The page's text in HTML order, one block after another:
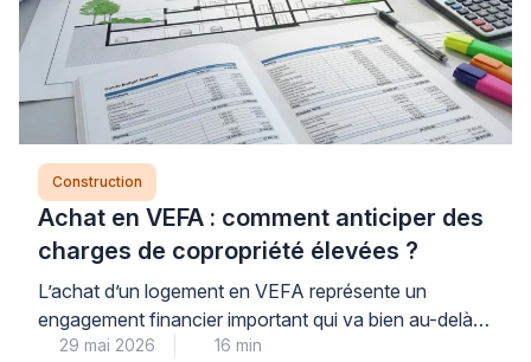
Construction
Achat en VEFA : comment anticiper des
charges de copropriété élevées ?
L’achat d’un logement en VEFA représente un
engagement financier important qui va bien au-delà
du seul prix d’acquisition : les charges de copropriété,
29 mai 2026 16 min